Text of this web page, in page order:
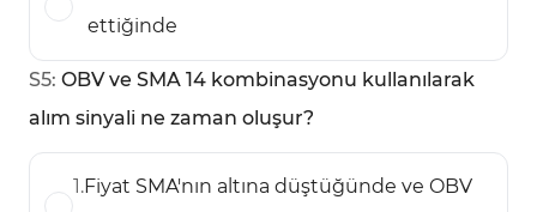
ettiğinde
S5: OBV ve SMA 14 kombinasyonu kullanılarak
alım sinyali ne zaman oluşur?
1.Fiyat SMA'nın altına düştüğünde ve OBV